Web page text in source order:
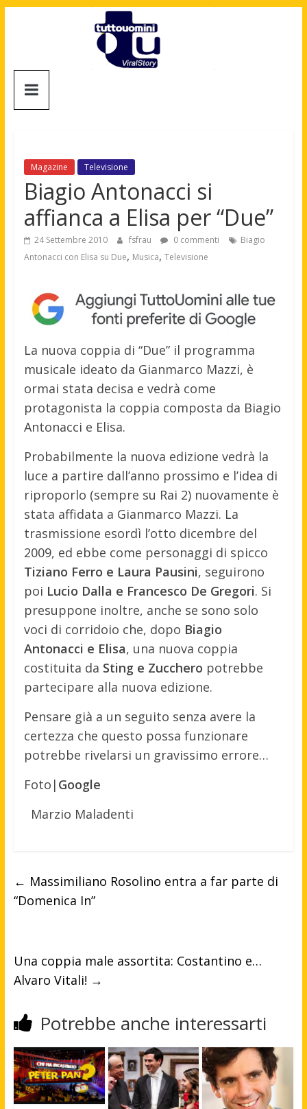
Tuttouomini
Motori,
gay
news
moda
maschile
Magazine Televisione
Biagio Antonacci si
affianca a Elisa per “Due”
24 Settembre 2010 fsfrau 0 commenti
Biagio
Antonacci con Elisa su Due, Musica, Televisione
La nuova coppia di “Due” il programma
musicale ideato da Gianmarco Mazzi, è
ormai stata decisa e vedrà come
protagonista la coppia composta da Biagio
Antonacci e Elisa.
Probabilmente la nuova edizione vedrà la
luce a partire dall’anno prossimo e l’idea di
riproporlo (sempre su Rai 2) nuovamente è
stata affidata a Gianmarco Mazzi. La
trasmissione esordì l’otto dicembre del
2009, ed ebbe come personaggi di spicco
Tiziano Ferro e Laura Pausini, seguirono
poi Lucio Dalla e Francesco De Gregori. Si
presuppone inoltre, anche se sono solo
voci di corridoio che, dopo Biagio
Antonacci e Elisa, una nuova coppia
costituita da Sting e Zucchero potrebbe
partecipare alla nuova edizione.
Pensare già a un seguito senza avere la
certezza che questo possa funzionare
potrebbe rivelarsi un gravissimo errore…
Foto| Google
Marzio Maladenti
← Massimiliano Rosolino entra a far parte di
“Domenica In”
Una coppia male assortita: Costantino e…
Alvaro Vitali! →
Potrebbe anche interessarti